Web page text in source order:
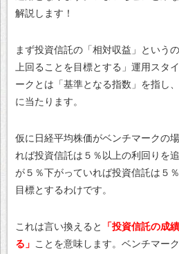
解説します！
まず投資信託の「相対収益」という
上回ることを目標とする」運用スタ
ークとは「基準となる指数」を指し
に当たります。
仮に日経平均株価がベンチマークの
れば投資信託は５％以上の利回りを
が５％下がっていれば投資信託は５
目標とするわけです。
これは言い換えると
「投資信託の成
る」 ことを意味します。ベンチマー